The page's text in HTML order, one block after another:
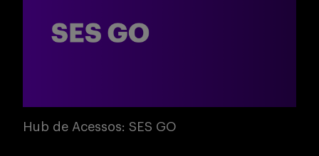
Hub de Acessos: SES GO